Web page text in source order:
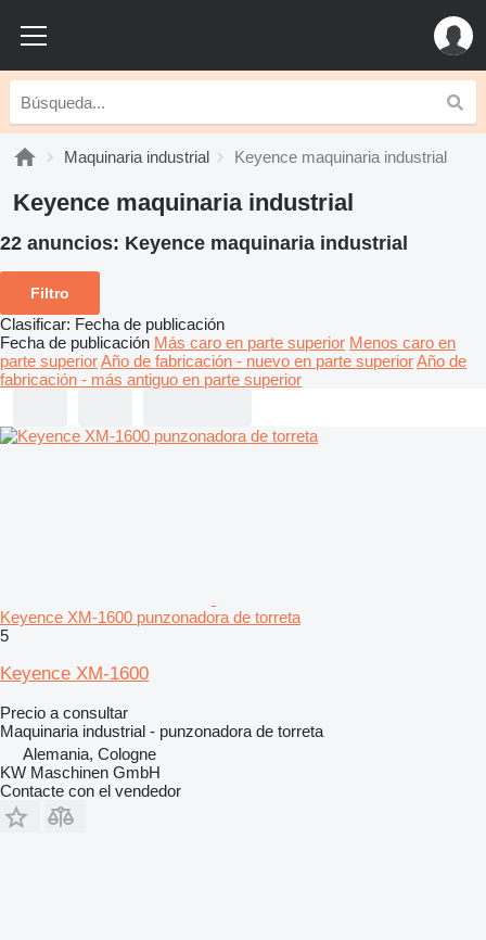
Maquinaria industrial Keyence maquinaria industrial
Keyence maquinaria industrial
22 anuncios: Keyence maquinaria industrial
Filtro
Clasificar: Fecha de publicación
Fecha de publicación Más caro en parte superior Menos caro en
parte superiorAño de fabricación - nuevo en parte superiorAño de
fabricación - más antiguo en parte superior
Keyence XM-1600 punzonadora de torreta
5
Keyence XM-1600
Precio a consultar
Maquinaria industrial - punzonadora de torreta
Alemania, Cologne
KW Maschinen GmbH
Contacte con el vendedor